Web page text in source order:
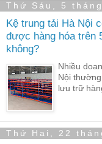
Thứ Sáu, 5
Kệ trung tải Hà Nội
được hàng hóa trên
không?
Nhiều
Nội
lưu trữ
Thứ Hai, 22